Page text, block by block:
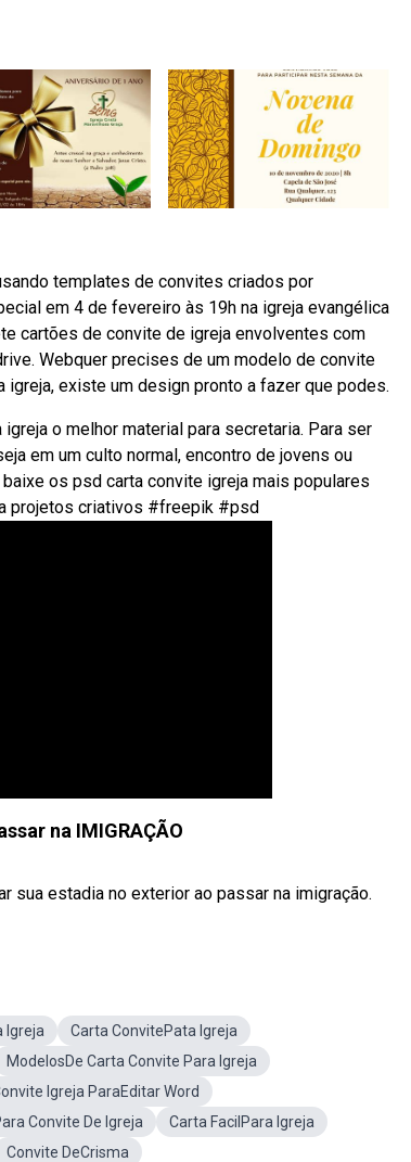
templates de convites criados por
em 4 de fevereiro às 19h na igreja evangélica
cartões de convite de igreja envolventes com
Webquer precises de um modelo de convite
igreja, existe um design pronto a fazer que podes.
o melhor material para secretaria. Para ser
em um culto normal, encontro de jovens ou
os psd carta convite igreja mais populares
projetos criativos #freepik #psd
na IMIGRAÇÃO
sua estadia no exterior ao passar na imigração.
Igreja
Carta ConvitePata Igreja
ModelosDe Carta Convite Para Igreja
Igreja ParaEditar Word
Convite De Igreja
Carta FacilPara Igreja
Convite DeCrisma